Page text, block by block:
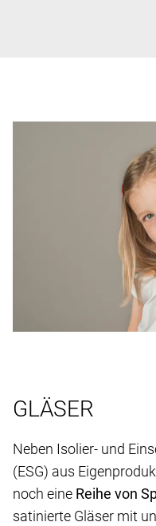
GLÄSER
Neben Isolier- und
(ESG) aus
noch eine Reihe von
satinierte Gläser mit